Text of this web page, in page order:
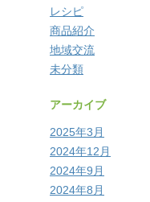
レシピ
商品紹介
地域交流
未分類
アーカイブ
2025年3月
2024年12月
2024年9月
2024年8月